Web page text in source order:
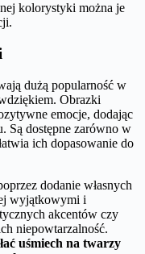
kolorystyki można je
dużą popularność w
Obrazki
emocje, dodając
Są dostępne zarówno w
ich dopasowanie do
dodanie własnych
wyjątkowymi i
akcentów czy
niepowtarzalność.
uśmiech na twarzy